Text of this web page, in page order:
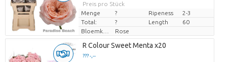
Preis pro Stück
Menge
? Ripeness
2-3
Total:
? Length
60
Bloemkleur
Rose
R Colour Sweet Menta x20
??? -,--